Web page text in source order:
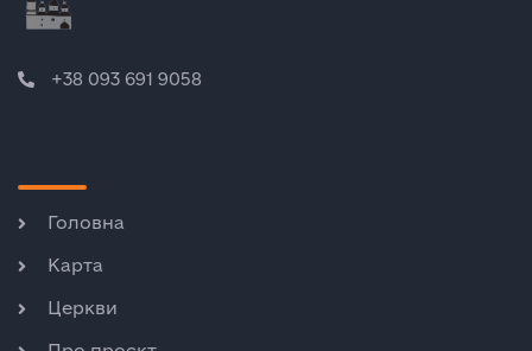
+38 093 691 9058
Головна
Карта
Церкви